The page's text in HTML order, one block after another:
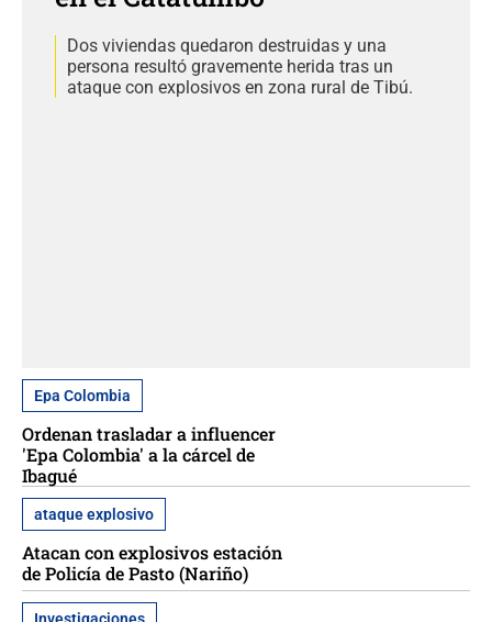
Dos viviendas quedaron destruidas y una
persona resultó gravemente herida tras un
ataque con explosivos en zona rural de Tibú.
Epa Colombia
Ordenan trasladar a influencer
'Epa Colombia' a la cárcel de
Ibagué
ataque explosivo
Atacan con explosivos estación
de Policía de Pasto (Nariño)